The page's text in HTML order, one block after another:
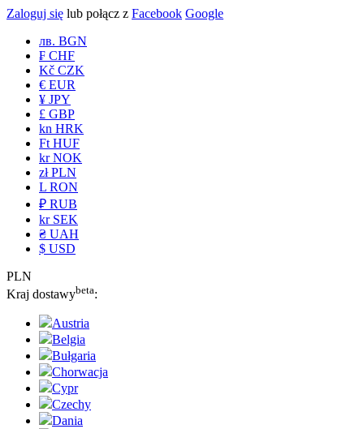
Zaloguj się lub połącz z Facebook Google
лв. BGN
₣ CHF
Kč CZK
€ EUR
¥ JPY
£ GBP
kn HRK
Ft HUF
kr NOK
zł PLN
L RON
₽ RUB
kr SEK
₴ UAH
$ USD
PLN
Kraj dostawybeta:
Austria
Belgia
Bułgaria
Chorwacja
Cypr
Czechy
Dania